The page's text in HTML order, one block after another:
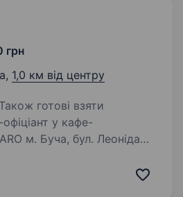
грн
1,0 км від центру
готові взяти
затишну атмосферу